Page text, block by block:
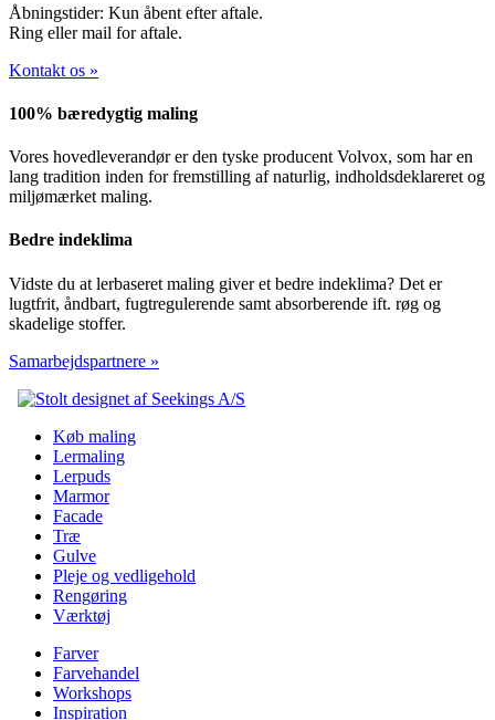
Åbningstider: Kun åbent efter aftale.
Ring eller mail for aftale.
Kontakt os »
100% bæredygtig maling
Vores hovedleverandør er den tyske producent Volvox, som har en
lang tradition inden for fremstilling af naturlig, indholdsdeklareret og
miljømærket maling.
Bedre indeklima
Vidste du at lerbaseret maling giver et bedre indeklima? Det er
lugtfrit, åndbart, fugtregulerende samt absorberende ift. røg og
skadelige stoffer.
Samarbejdspartnere »
Køb maling
Lermaling
Lerpuds
Marmor
Facade
Træ
Gulve
Pleje og vedligehold
Rengøring
Værktøj
Farver
Farvehandel
Workshops
Inspiration